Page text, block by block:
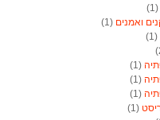
(1)
ואמנים (1)
(1)
(1)
(1)
(1)
(1)